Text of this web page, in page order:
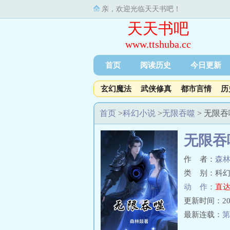
亲，欢迎光临天天书吧！
天天书吧
www.ttshuba.cc
首页 阅读历史 今日更新
玄幻魔法 武侠修真 都市言情
首页 >科幻小说 >无限吞噬 > 无限
无限
作 者： 森
类 别：科幻
动 作： 直
更新时间：
最新连载：